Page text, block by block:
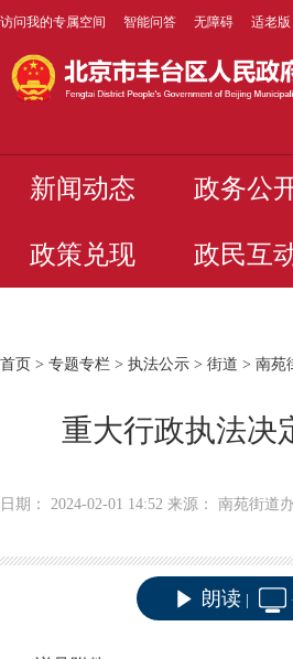
访问我的专属空间 智能问答 无障碍 适老版
新闻动态 政务公
政策兑现 政民互
首页 > 专题专栏 > 执法公示 > 街道 > 南苑
重大行政执法决
日期： 2024-02-01 14:52 来源： 南苑街道
朗读